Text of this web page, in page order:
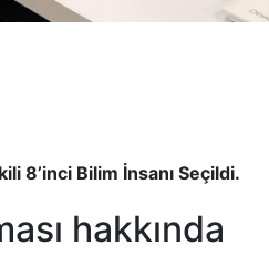
8’inci Bilim İnsanı Seçildi.
hakkında